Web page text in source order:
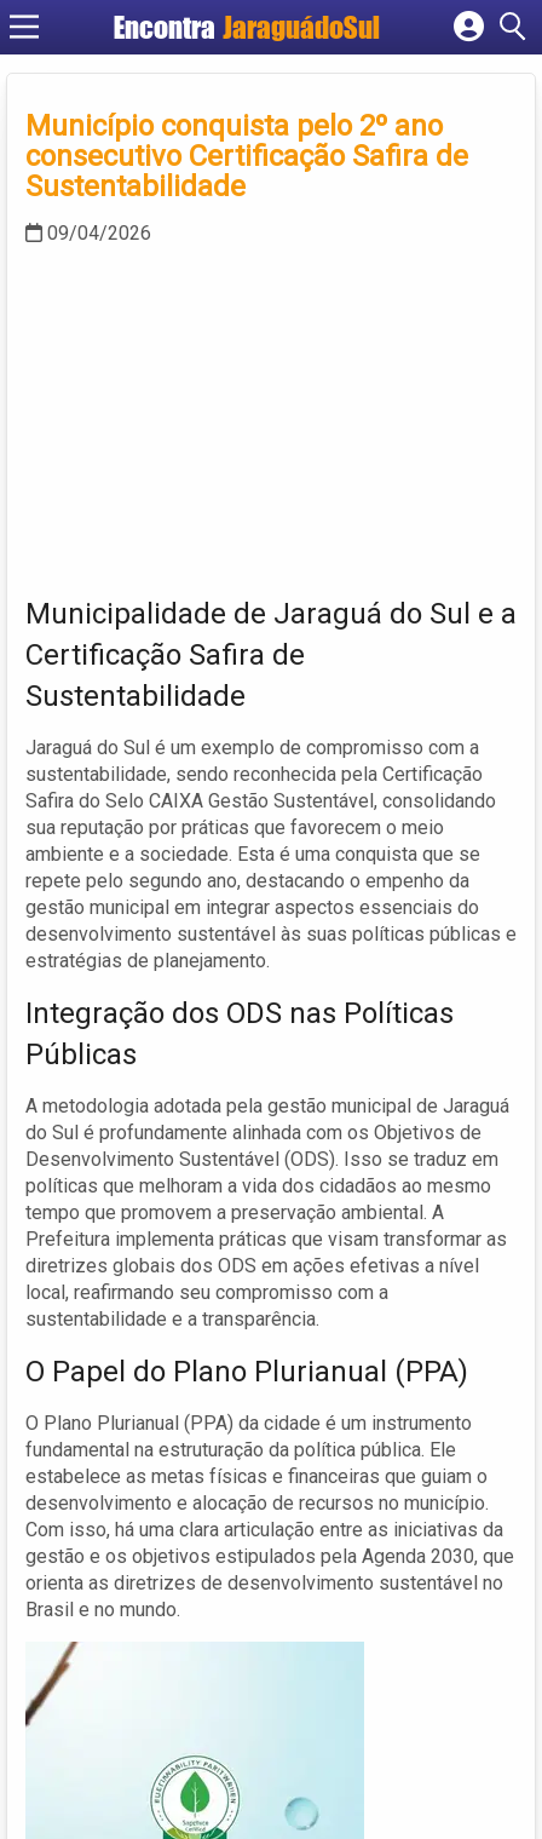
Encontra JaraguádoSul
Cadastrar empresa
Criar conta
Município conquista pelo 2º ano
consecutivo Certificação Safira de
Sustentabilidade
09/04/2026
Municipalidade de Jaraguá do Sul e a
Certificação Safira de
Sustentabilidade
Jaraguá do Sul é um exemplo de compromisso com a
sustentabilidade, sendo reconhecida pela Certificação
Safira do Selo CAIXA Gestão Sustentável, consolidando
sua reputação por práticas que favorecem o meio
ambiente e a sociedade. Esta é uma conquista que se
repete pelo segundo ano, destacando o empenho da
gestão municipal em integrar aspectos essenciais do
desenvolvimento sustentável às suas políticas públicas e
estratégias de planejamento.
Integração dos ODS nas Políticas
Públicas
A metodologia adotada pela gestão municipal de Jaraguá
do Sul é profundamente alinhada com os Objetivos de
Desenvolvimento Sustentável (ODS). Isso se traduz em
políticas que melhoram a vida dos cidadãos ao mesmo
tempo que promovem a preservação ambiental. A
Prefeitura implementa práticas que visam transformar as
diretrizes globais dos ODS em ações efetivas a nível
local, reafirmando seu compromisso com a
sustentabilidade e a transparência.
O Papel do Plano Plurianual (PPA)
O Plano Plurianual (PPA) da cidade é um instrumento
fundamental na estruturação da política pública. Ele
estabelece as metas físicas e financeiras que guiam o
desenvolvimento e alocação de recursos no município.
Com isso, há uma clara articulação entre as iniciativas da
gestão e os objetivos estipulados pela Agenda 2030, que
orienta as diretrizes de desenvolvimento sustentável no
Brasil e no mundo.